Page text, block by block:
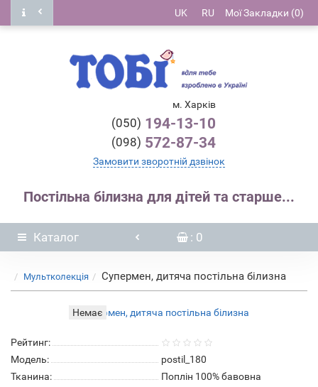
RU
UK Мої Закладки (0)
м. Харків
(050) 194-13-10
(098) 572-87-34
Замовити зворотній дзвінок
Постільна білизна для дітей та старше...
Каталог : 0
Мультколекція Супермен, дитяча постільна білизна
Немає
Рейтинг:
Модель:
postil_180
Тканина:
Поплін 100% бавовна